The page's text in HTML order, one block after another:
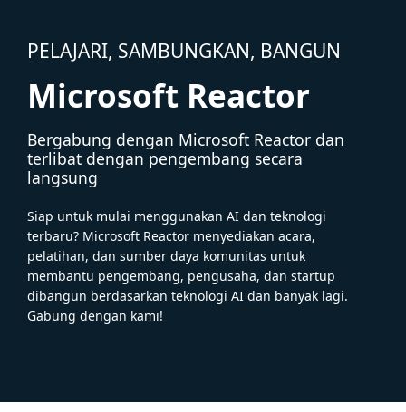
PELAJARI, SAMBUNGKAN, BANGUN
Microsoft Reactor
Bergabung dengan Microsoft Reactor dan
terlibat dengan pengembang secara
langsung
Siap untuk mulai menggunakan AI dan teknologi
terbaru? Microsoft Reactor menyediakan acara,
pelatihan, dan sumber daya komunitas untuk
membantu pengembang, pengusaha, dan startup
dibangun berdasarkan teknologi AI dan banyak lagi.
Gabung dengan kami!